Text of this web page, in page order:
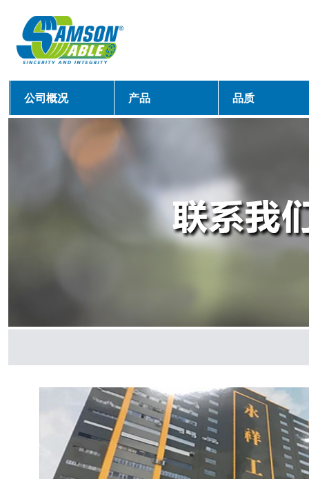
公司概况 产品 品质